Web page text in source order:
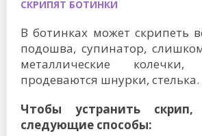
СКРИПЯТ БОТИНКИ
В ботинках может скрипеть
подошва, супинатор,
металлические
продеваются шнурки, стелька.
Чтобы устранить скрип,
следующие способы: